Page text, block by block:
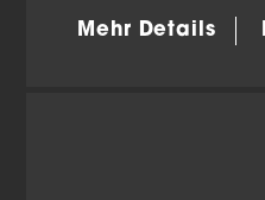
Mehr Details